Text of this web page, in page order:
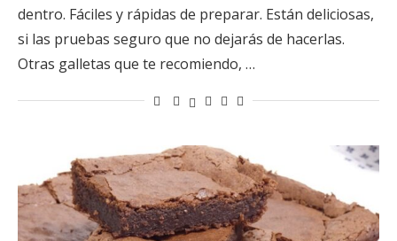
dentro. Fáciles y rápidas de preparar. Están deliciosas,
si las pruebas seguro que no dejarás de hacerlas.
Otras galletas que te recomiendo, …